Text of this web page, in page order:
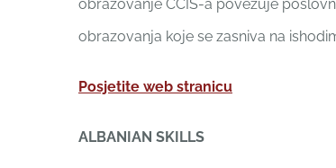
obrazovanje CCIS-a povezuje
obrazovanja koje se zasniva na
Posjetite web stranicu
ALBANIAN SKILLS